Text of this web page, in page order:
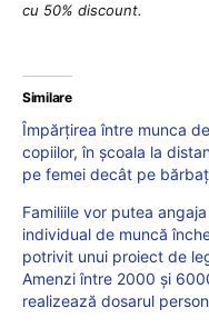
cu 50% discount.
Similare
Împărțirea între munca
copiilor, în școala la
pe femei decât pe
Familiile vor putea
individual de muncă
potrivit unui proiect de
Amenzi între 2000 și
realizează dosarul